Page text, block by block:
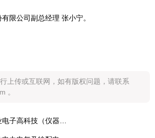
限公司副总经理 张小宁。
上传或互联网，如有版权问题，请联系
。